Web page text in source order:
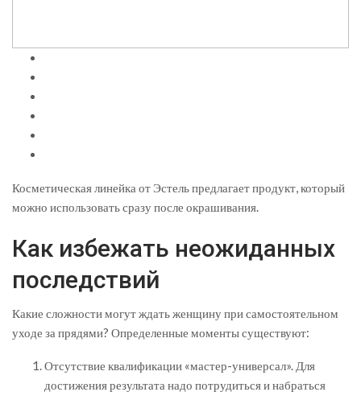
Косметическая линейка от Эстель предлагает продукт, который
можно использовать сразу после окрашивания.
Как избежать неожиданных
последствий
Какие сложности могут ждать женщину при самостоятельном
уходе за прядями? Определенные моменты существуют:
Отсутствие квалификации «мастер-универсал». Для
достижения результата надо потрудиться и набраться